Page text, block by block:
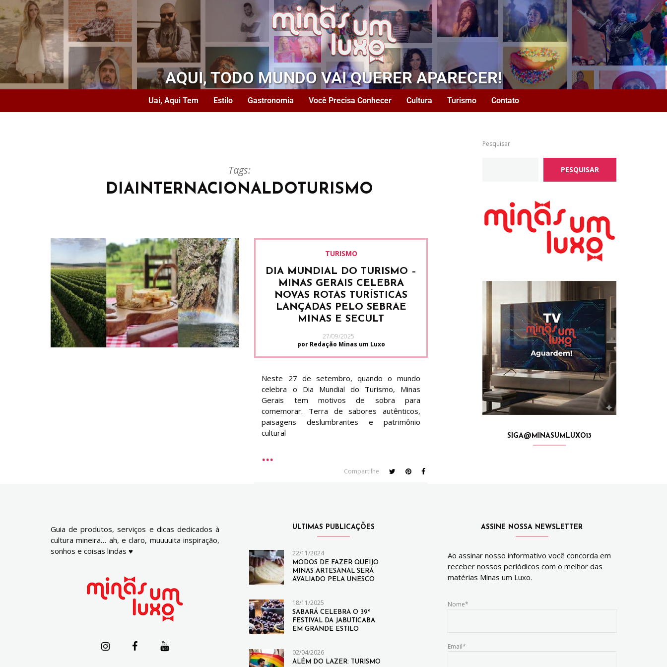
AQUI, TODO MUNDO VAI QUERER APARECER!
Uai, Aqui Tem Estilo Gastronomia Você Precisa Conhecer Cultura Turismo Contato
Tags:
DIAINTERNACIONALDOTURISMO
TURISMO
DIA MUNDIAL DO TURISMO –
MINAS GERAIS CELEBRA
NOVAS ROTAS TURÍSTICAS
LANÇADAS PELO SEBRAE
MINAS E SECULT
27/09/2025
por Redação Minas um Luxo
Neste 27 de setembro, quando o mundo
celebra o Dia Mundial do Turismo, Minas
Gerais tem motivos de sobra para
comemorar. Terra de sabores autênticos,
paisagens deslumbrantes e patrimônio
cultural
Compartilhe
Pesquisar
PESQUISAR
SIGA@MINASUMLUXO13
Guia de produtos, serviços e dicas dedicados à
cultura mineira… ah, e claro, muuuuita inspiração,
sonhos e coisas lindas ♥
ULTIMAS PUBLICAÇÕES
22/11/2024
MODOS DE FAZER QUEIJO
MINAS ARTESANAL SERÁ
AVALIADO PELA UNESCO
18/11/2025
SABARÁ CELEBRA O 39º
FESTIVAL DA JABUTICABA
EM GRANDE ESTILO
02/04/2026
ALÉM DO LAZER: TURISMO
ASSINE NOSSA NEWSLETTER
Ao assinar nosso informativo você concorda em
receber nossos periódicos com o melhor das
matérias Minas um Luxo.
Nome*
Email*